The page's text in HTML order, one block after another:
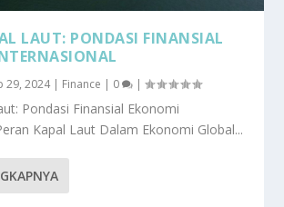
LAUT: PONDASI FINANSIAL
29, 2024| Finance | 0 |
Pondasi Finansial Ekonomi
Kapal Laut Dalam Ekonomi Global...